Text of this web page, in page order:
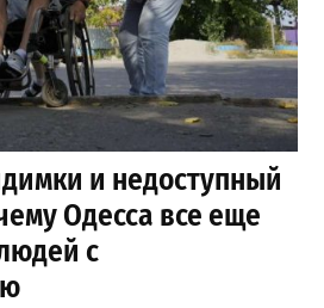
и недоступный
Одесса все еще
с